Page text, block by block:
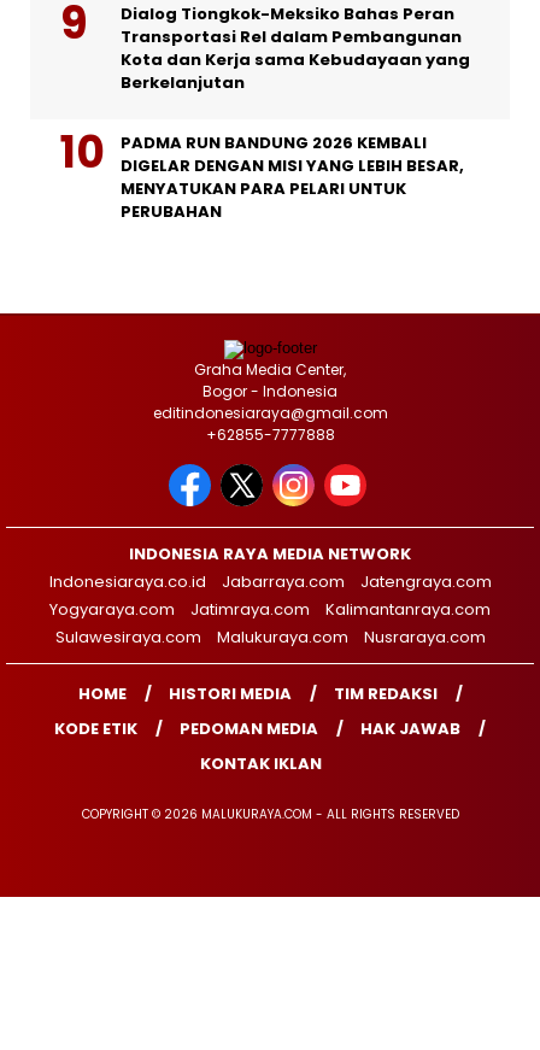
Dialog Tiongkok-Meksiko Bahas Peran
Transportasi Rel dalam Pembangunan
Kota dan Kerja sama Kebudayaan yang
Berkelanjutan
PADMA RUN BANDUNG 2026 KEMBALI
DIGELAR DENGAN MISI YANG LEBIH BESAR,
MENYATUKAN PARA PELARI UNTUK
PERUBAHAN
Graha Media Center,
Bogor - Indonesia
editindonesiaraya@gmail.com
+62855-7777888
INDONESIA RAYA MEDIA NETWORK
Indonesiaraya.co.id
Jabarraya.com
Jatengraya.com
Yogyaraya.com
Jatimraya.com
Kalimantanraya.com
Sulawesiraya.com
Malukuraya.com Nusraraya.com
HOME HISTORI MEDIA
TIM REDAKSI
KODE ETIK
PEDOMAN MEDIA
HAK JAWAB
KONTAK IKLAN
COPYRIGHT © 2026 MALUKURAYA.COM - ALL RIGHTS RESERVED